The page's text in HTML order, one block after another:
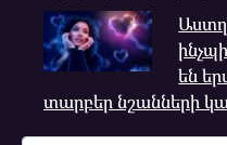
են
տարբեր նշանների